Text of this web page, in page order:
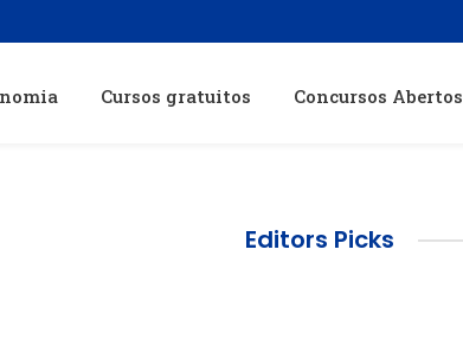
Cursos gratuitos Concursos Abertos
Editors Picks